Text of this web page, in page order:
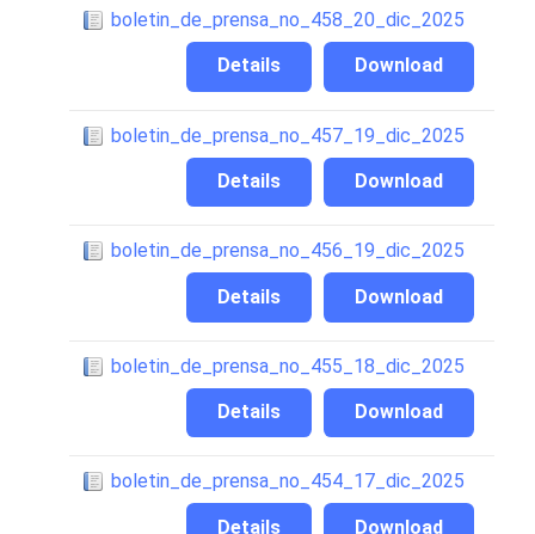
boletin_de_prensa_no_458_20_dic_2025
Download
Details
boletin_de_prensa_no_457_19_dic_2025
Download
Details
boletin_de_prensa_no_456_19_dic_2025
Download
Details
boletin_de_prensa_no_455_18_dic_2025
Download
Details
boletin_de_prensa_no_454_17_dic_2025
Download
Details